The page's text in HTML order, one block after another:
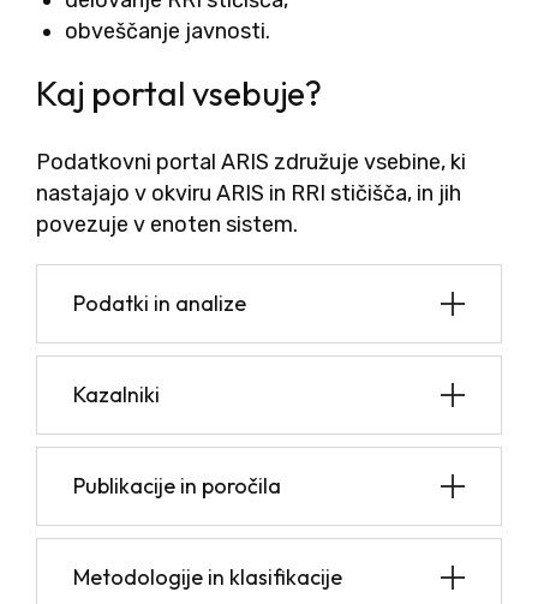
obveščanje javnosti.
Kaj portal vsebuje?
Podatkovni portal ARIS združuje vsebine, ki
nastajajo v okviru ARIS in RRI stičišča, in jih
povezuje v enoten sistem.
Podatki in analize
Kazalniki
Publikacije in poročila
Metodologije in klasifikacije